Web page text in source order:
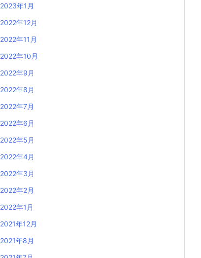
2023年1月
2022年12月
2022年11月
2022年10月
2022年9月
2022年8月
2022年7月
2022年6月
2022年5月
2022年4月
2022年3月
2022年2月
2022年1月
2021年12月
2021年8月